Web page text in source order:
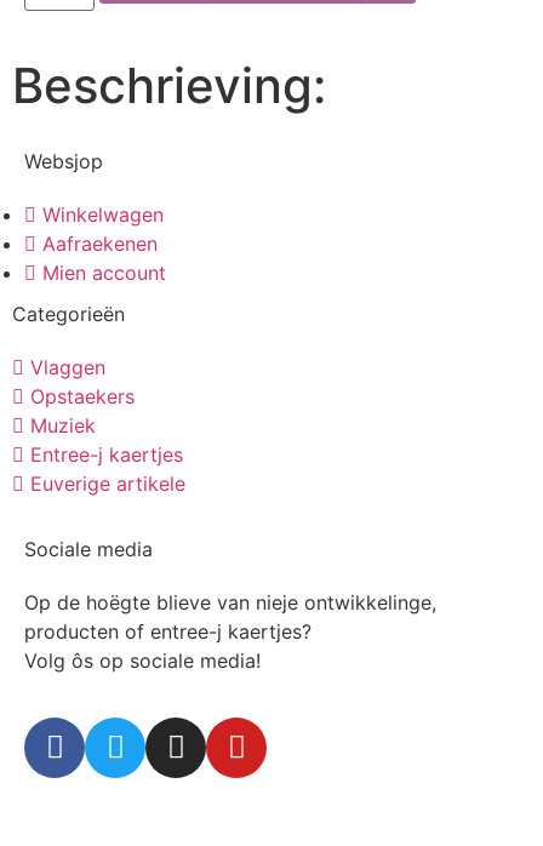
Websjop
Winkelwagen
Aafraekenen
Mien account
Categorieën
Vlaggen
Opstaekers
Muziek
Entree-j kaertjes
Euverige artikele
Sociale media
Op de hoëgte blieve van nieje ontwikkelinge,
producten of entree-j kaertjes?
Volg ôs op sociale media!
Beschrieving: